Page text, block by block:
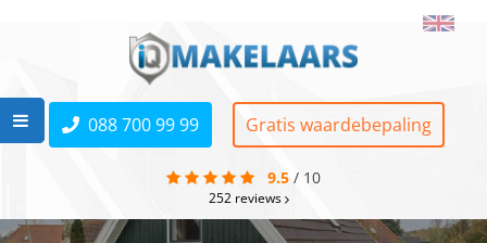
088 700 99 99 Gratis waardebepaling
9.5 / 10
252 reviews